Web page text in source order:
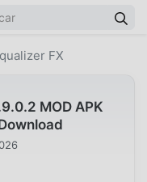
FX
MOD APK